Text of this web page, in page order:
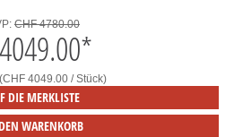
CHF 4780.00
4049.00*
4049.00 / Stück)
DIE MERKLISTE
WARENKORB